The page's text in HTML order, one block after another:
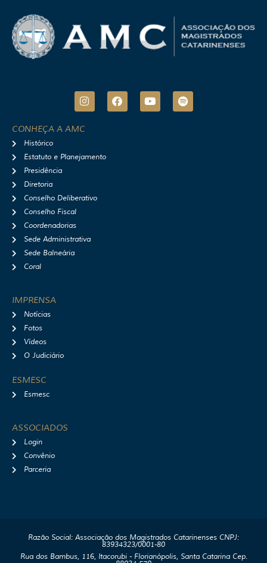
I
n
t
r
F
a
Y
o
S
p
CONHEÇA A AMC
Histórico
Estatuto e Planejamento
Presidência
Diretoria
Conselho Deliberativo
Conselho Fiscal
Coordenadorias
Sede Administrativa
Sede Balneária
Coral
IMPRENSA
Notícias
Fotos
Vídeos
O Judiciário
ESMESC
Esmesc
ASSOCIADOS
Login
Convênio
Parceria
Razão Social: Associação dos Magistrados Catarinenses CNPJ:
83934323/0001-80
Rua dos Bambus, 116, Itacorubi - Florianópolis, Santa Catarina Cep.